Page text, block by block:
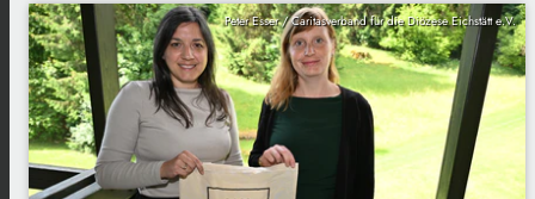
Peter Esser / Caritasverband für die Diözese Eichstätt e.V.